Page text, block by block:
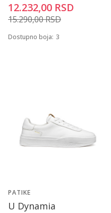
12.232,00 RSD
15.290,00RSD
Dostupno boja: 3
PATIKE
U Dynamia